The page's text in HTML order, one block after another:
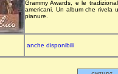
Grammy Awards, e le
americani. Un album che rivela
pianure.
anche disponibili